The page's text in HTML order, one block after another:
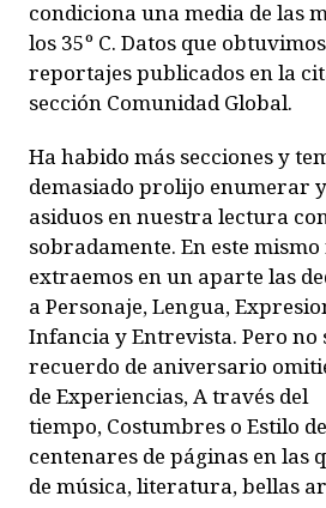
condiciona una media de las
los 35º C. Datos que
reportajes publicados en la
sección Comunidad Global.
Ha habido más secciones y
demasiado prolijo enumerar
asiduos en nuestra lectura
sobradamente. En este
extraemos en un aparte las
aPersonaje,Lengua,
InfanciayEntrevista. Pero no
recuerdo de aniversario
de Experiencias,A través del
tiempo, Costumbres o Estilo
centenares de páginas en las
de música, literatura, bellas